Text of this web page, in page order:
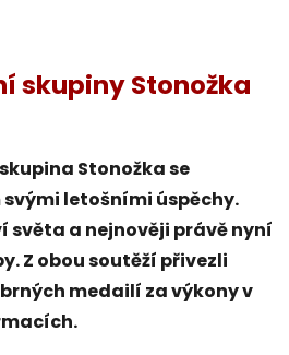
skupiny Stonožka
Stonožka se
letošními úspěchy.
světa a nejnověji právě nyní
Z obou soutěží přivezli
medailí za výkony v